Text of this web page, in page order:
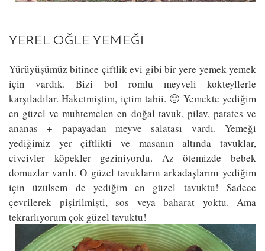
YEREL ÖĞLE YEMEĞI
Yürüyüşümüz bitince çiftlik evi gibi bir yere yemek yemek
için vardık. Bizi bol romlu meyveli kokteyllerle
karşıladılar. Haketmiştim, içtim tabii. 🙂 Yemekte yediğim
en güzel ve muhtemelen en doğal tavuk, pilav, patates ve
ananas + papayadan meyve salatası vardı. Yemeği
yediğimiz yer çiftlikti ve masanın altında tavuklar,
civcivler köpekler geziniyordu. Az ötemizde bebek
domuzlar vardı. O güzel tavukların arkadaşlarını yediğim
için üzülsem de yediğim en güzel tavuktu! Sadece
çevrilerek pişirilmişti, sos veya baharat yoktu. Ama
tekrarlıyorum çok güzel tavuktu!